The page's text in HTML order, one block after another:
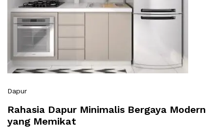
Dapur
Rahasia Dapur Minimalis Bergaya Modern
yang Memikat